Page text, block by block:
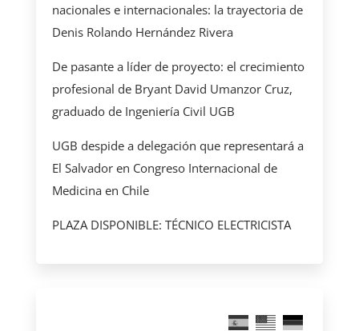
nacionales e internacionales: la trayectoria de
Denis Rolando Hernández Rivera
De pasante a líder de proyecto: el crecimiento
profesional de Bryant David Umanzor Cruz,
graduado de Ingeniería Civil UGB
UGB despide a delegación que representará a
El Salvador en Congreso Internacional de
Medicina en Chile
PLAZA DISPONIBLE: TÉCNICO ELECTRICISTA